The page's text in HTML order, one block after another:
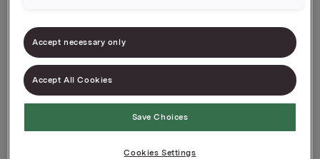
Accept necessary only
Accept All Cookies
Save Choices
Cookies Settings